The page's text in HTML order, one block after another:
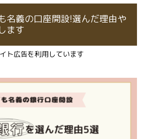
名義の口座開設!選んだ理由や
ます
ト広告を利用しています